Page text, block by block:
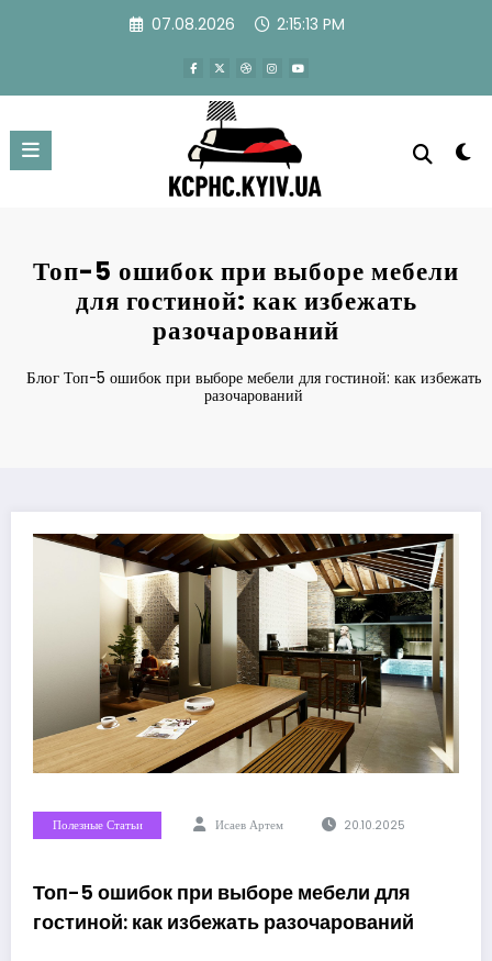
07.08.2026 2:15:14 PM
Топ-5 ошибок при выборе мебели
для гостиной: как избежать
разочарований
Блог Топ-5 ошибок при выборе мебели для гостиной: как избежать
разочарований
Полезные Статьи Исаев Артем 20.10.2025
Топ-5 ошибок при выборе мебели для
гостиной: как избежать разочарований